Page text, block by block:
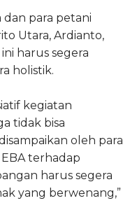
para petani
Utara, Ardianto,
harus segera
holistik.
kegiatan
tidak bisa
oleh para
terhadap
harus segera
yang berwenang,”